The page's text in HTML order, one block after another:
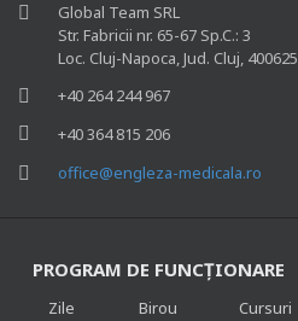
Global Team SRL
Str. Fabricii nr. 65-67 Sp.C.: 3
Loc. Cluj-Napoca, Jud. Cluj, 400625
+40 264 244 967
+40 364 815 206
office@engleza-medicala.ro
PROGRAM DE FUNCȚIONARE
Zile Birou
Cursuri